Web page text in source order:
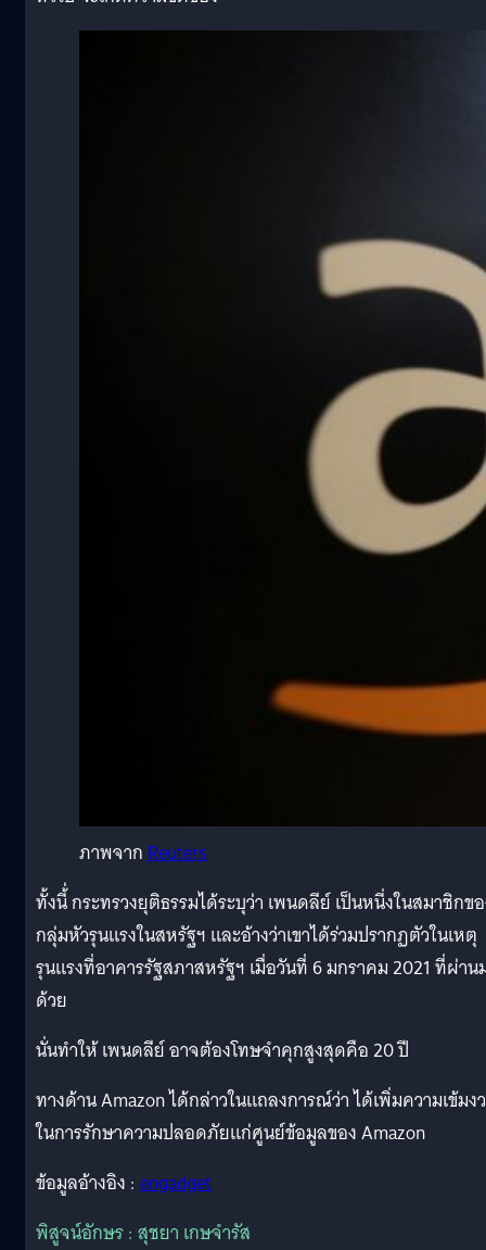
ภาพจากReuters
ทั้งนี้่ กระทรวงยุติธรรมได้ระบุว่า เพนดลีย์ เป็นหนึ่งในสมาชิกข
กลุ่มหัวรุนแรงในสหรัฐฯ และอ้างว่าเขาได้ร่วมปรากฏตัวในเหตุ
รุนแรงที่อาคารรัฐสภาสหรัฐฯ เมื่อวันที่ 6 มกราคม 2021 ที่ผ่าน
ด้วย
นั่นทำให้ เพนดลีย์ อาจต้องโทษจำคุกสูงสุดคือ 20 ปี
ทางด้าน Amazon ได้กล่าวในแถลงการณ์ว่า ได้เพิ่มความเข้มง
ในการรักษาความปลอดภัยแก่ศูนย์ข้อมูลของ Amazon
ข้อมูลอ้างอิง : engadget
พิสูจน์อักษร : สุชยา เกษจำรัส